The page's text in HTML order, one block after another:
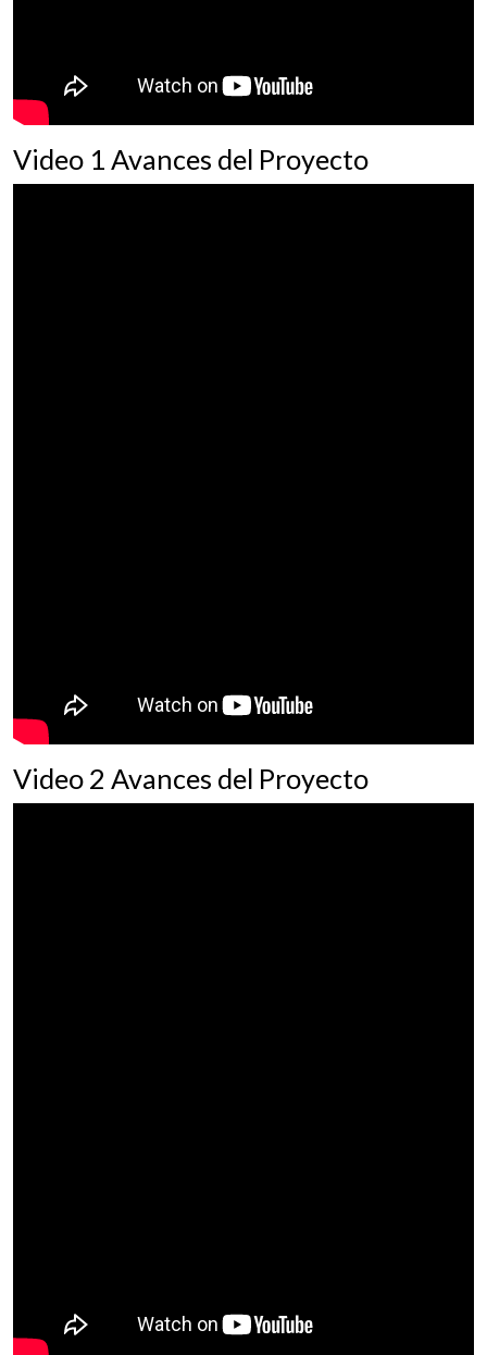
Video 1 Avances del Proyecto
Video 2 Avances del Proyecto